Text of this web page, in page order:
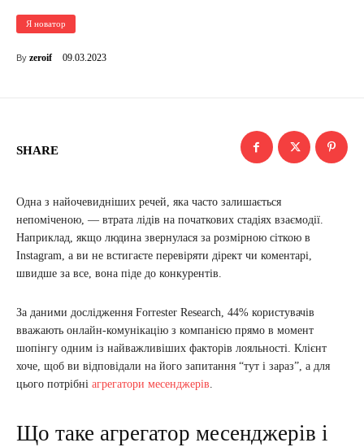
Я новатор
By zeroif 09.03.2023
SHARE
Одна з найочевидніших речей, яка часто залишається
непоміченою, — втрата лідів на початкових стадіях взаємодії.
Наприклад, якщо людина звернулася за розмірною сіткою в
Instagram, а ви не встигаєте перевіряти дірект чи коментарі,
швидше за все, вона піде до конкурентів.
За даними дослідження Forrester Research, 44% користувачів
вважають онлайн-комунікацію з компанією прямо в момент
шопінгу одним із найважливіших факторів лояльності. Клієнт
хоче, щоб ви відповідали на його запитання “тут і зараз”, а для
цього потрібні агрегатори месенджерів.
Що таке агрегатор месенджерів і